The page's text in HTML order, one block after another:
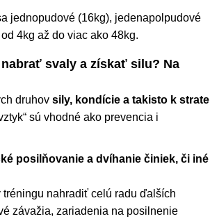
jednopudové (16kg), jedenapolpudové
4kg až do viac ako 48kg.
svaly a získať silu? Na
druhov sily, kondície a takisto k strate
sú vhodné ako prevencia i
posilňovanie a dvíhanie činiek, či iné
tréningu nahradiť celú radu ďalších
závažia, zariadenia na posilnenie